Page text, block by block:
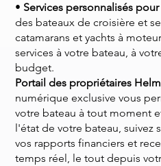
• Services personnalisés
des bateaux de croisière et
catamarans et yachts à
services à votre bateau, à
budget.
Portail des propriétaires
numérique exclusive vous
votre bateau à tout moment
l'état de votre bateau, suivez
vos rapports financiers et
temps réel, le tout depuis